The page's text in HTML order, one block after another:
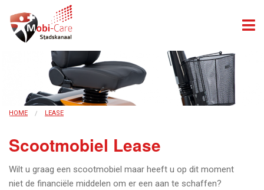
HOME LEASE
Scootmobiel Lease
Wilt u graag een scootmobiel maar heeft u op dit moment
niet de financiële middelen om er een aan te schaffen?